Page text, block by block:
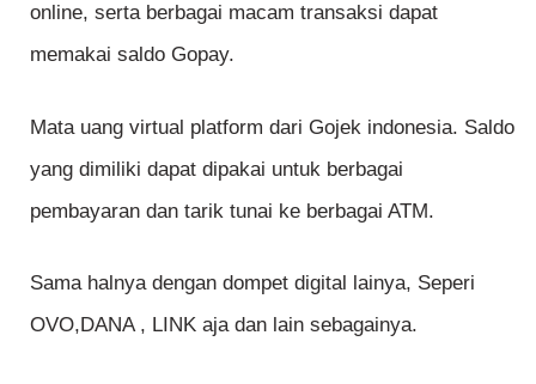
online, serta berbagai macam transaksi dapat
memakai saldo Gopay.
Mata uang virtual platform dari Gojek indonesia. Saldo
yang dimiliki dapat dipakai untuk berbagai
pembayaran dan tarik tunai ke berbagai ATM.
Sama halnya dengan dompet digital lainya, Seperi
OVO,DANA , LINK aja dan lain sebagainya.